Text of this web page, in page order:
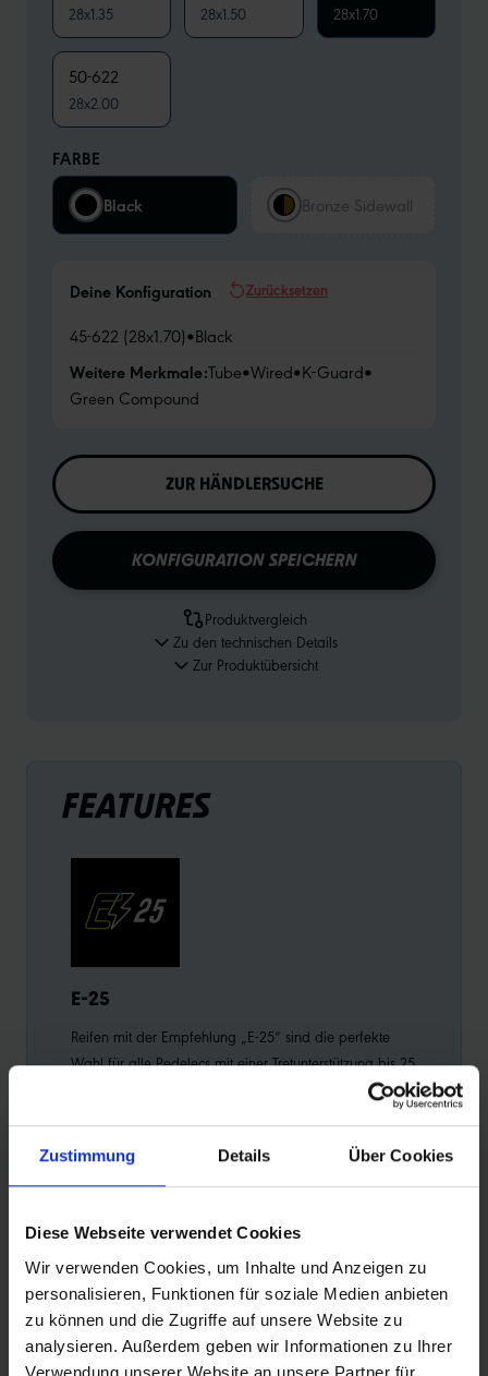
Zustimmung Details Über Cookies
Diese Webseite verwendet Cookies
Wir verwenden Cookies, um Inhalte und Anzeigen zu
personalisieren, Funktionen für soziale Medien anbieten
zu können und die Zugriffe auf unsere Website zu
analysieren. Außerdem geben wir Informationen zu Ihrer
Verwendung unserer Website an unsere Partner für
28x1.35 28x1.50 28x1.70
50-622
28x2.00
FARBE
Black
Bronze Sidewall
Deine Konfiguration Zurücksetzen
45-622 (28x1.70)•Black
Weitere Merkmale:Tube•Wired•K-Guard•
Green Compound
ZUR HÄNDLERSUCHE
KONFIGURATION SPEICHERN
Produktvergleich
Zu den technischen Details
Zur Produktübersicht
FEATURES
E-25
Reifen mit der Empfehlung „E-25“ sind die perfekte
Wahl für alle Pedelecs mit einer Tretunterstützung bis 25
km/h. Das wichtigstes Kriterium für diese Empfehlung:
PRODUKTINFORMATIONEN